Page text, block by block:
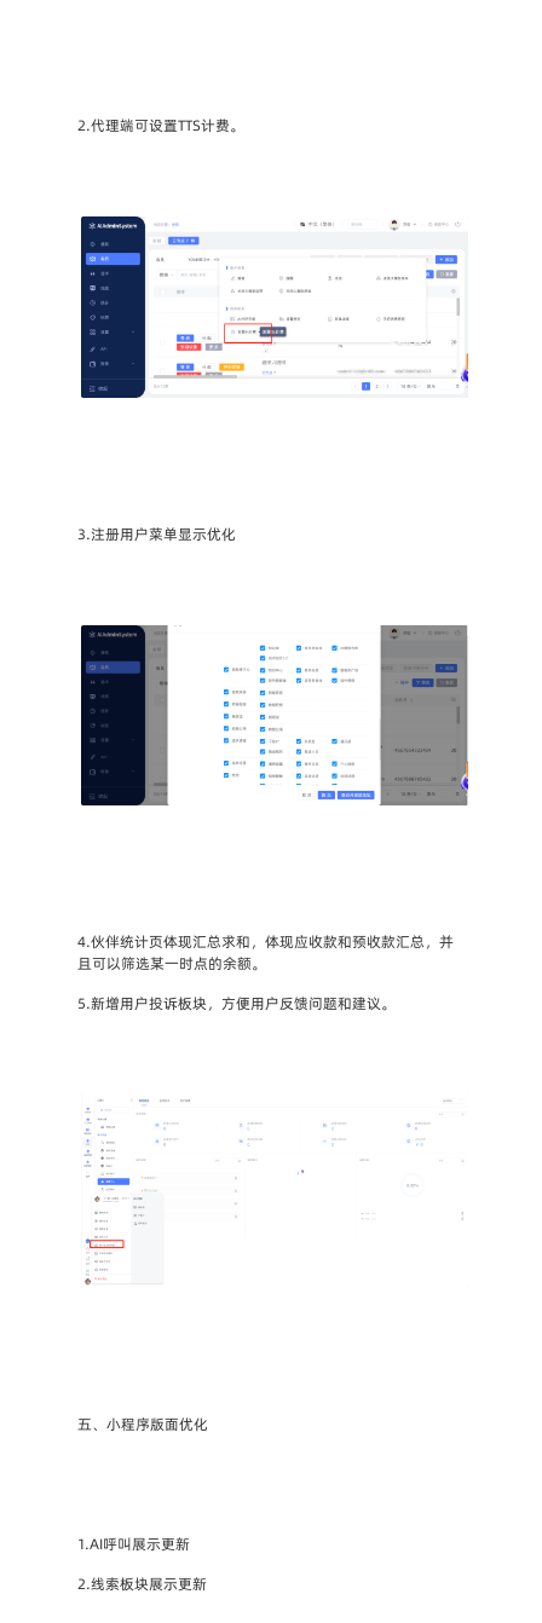
2.代理端可设置TTS计费。
3.注册用户菜单显示优化
4.伙伴统计页体现汇总求和，体现应收款和预收款汇总，并
且可以筛选某一时点的余额。
5.新增用户投诉板块，方便用户反馈问题和建议。
五、小程序版面优化
1.AI呼叫展示更新
2.线索板块展示更新